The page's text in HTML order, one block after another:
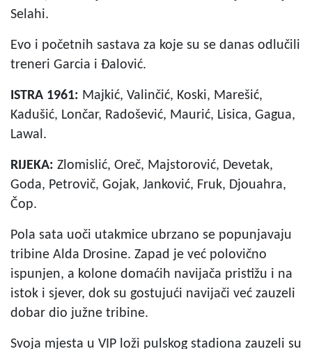
Selahi.
Evo i početnih sastava za koje su se danas odlučili
treneri Garcia i Đalović.
ISTRA 1961: Majkić, Valinčić, Koski, Marešić,
Kadušić, Lončar, Radošević, Maurić, Lisica, Gagua,
Lawal.
RIJEKA: Zlomislić, Oreč, Majstorović, Devetak,
Goda, Petrovič, Gojak, Janković, Fruk, Djouahra,
Čop.
Pola sata uoči utakmice ubrzano se popunjavaju
tribine Alda Drosine. Zapad je već polovično
ispunjen, a kolone domaćih navijača pristižu i na
istok i sjever, dok su gostujući navijači već zauzeli
dobar dio južne tribine.
Svoja mjesta u VIP loži pulskog stadiona zauzeli su